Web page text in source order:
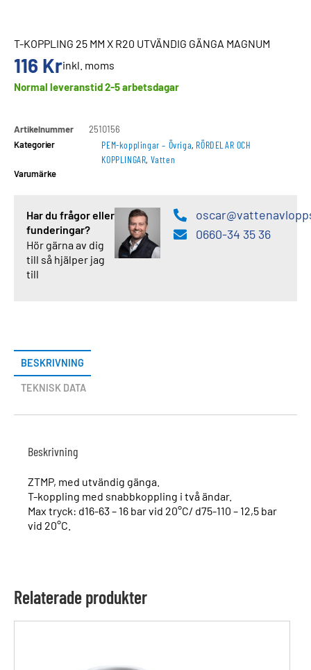
T-KOPPLING 25 MM X R20 UTVÄNDIG GÄNGA MAGNUM
116 Krinkl. moms
Normal leveranstid 2-5 arbetsdagar
Artikelnummer
2510156
Kategorier
PEM-kopplingar – Övriga, RÖRDELAR OCH
KOPPLINGAR, Vatten
Varumärke
Har du frågor eller
funderingar?
Hör gärna av dig
till så hjälper jag
till
0660-34 35 36
BESKRIVNING
TEKNISK DATA
Beskrivning
ZTMP, med utvändig gänga.
T-koppling med snabbkoppling i två ändar.
Max tryck: d16-63 – 16 bar vid 20°C/ d75-110 – 12,5 bar
vid 20°C.
Relaterade produkter